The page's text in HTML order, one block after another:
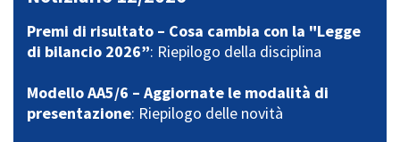
Premi di risultato – Cosa cambia con la "Legge
di bilancio 2026”: Riepilogo della disciplina
Modello AA5/6 – Aggiornate le modalità di
presentazione: Riepilogo delle novità